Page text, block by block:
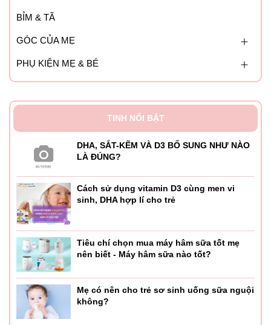
BỈM & TÃ
GÓC CỦA MẸ
PHỤ KIỆN MẸ & BÉ
TINH NỔI BẬT
DHA, SẮT-KẼM VÀ D3 BỔ SUNG NHƯ NÀO
LÀ ĐÚNG?
Cách sử dụng vitamin D3 cùng men vi
sinh, DHA hợp lí cho trẻ
Tiêu chí chọn mua máy hâm sữa tốt mẹ
nên biết - Máy hâm sữa nào tốt?
Mẹ có nên cho trẻ sơ sinh uống sữa nguội
không?